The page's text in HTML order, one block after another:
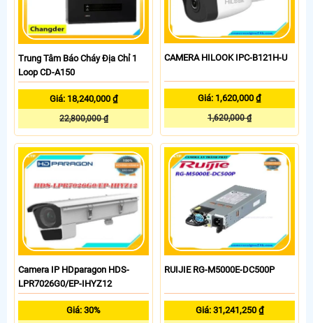
Trung Tâm Báo Cháy Địa Chỉ 1
Loop CD-A150
Giá: 18,240,000 ₫
22,800,000 ₫
CAMERA HILOOK IPC-B121H-U
Giá: 1,620,000 ₫
1,620,000 ₫
Camera IP HDparagon HDS-
LPR7026G0/EP-IHYZ12
Giá: 30%
RUIJIE RG-M5000E-DC500P
Giá: 31,241,250 ₫